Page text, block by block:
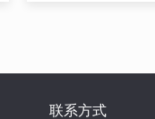
联系方式